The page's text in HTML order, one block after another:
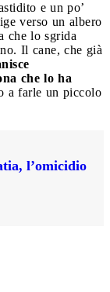
e un po’
verso un albero
che lo sgrida
Il cane, che già
che lo ha
a farle un piccolo
l’omicidio